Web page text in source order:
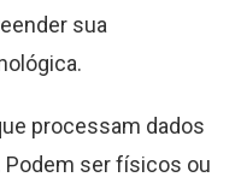
sua
processam dados
ser físicos ou